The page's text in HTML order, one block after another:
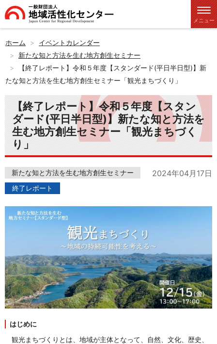
メニュー
ホーム
イベントカレンダー
新たな知と方法を生む地方創生セミナー
【終了レポート】令和５年度【スタンダード(平日半日型)】新
たな知と方法を生む地方創生セミナー「観光まちづくり」
【終了レポート】令和５年度【スタン
ダード(平日半日型)】新たな知と方法を
生む地方創生セミナー「観光まちづく
り」
新たな知と方法を生む地方創生セミナー
終了レポート
2024年04月17日
はじめに
観光まちづくりとは、地域が主体となって、自然、文化、歴史、